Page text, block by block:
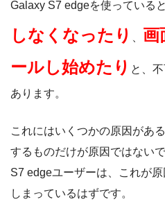
Galaxy S7 edgeを使っていると
しなくなったり
画
ールし始めたり と、
あります。
これにはいくつかの原因があ
するものだけが原因ではない
S7 edgeユーザーは、これが
しまっているはずです。